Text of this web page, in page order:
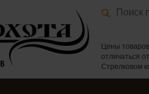
Цены
отличаться
Стрелковом